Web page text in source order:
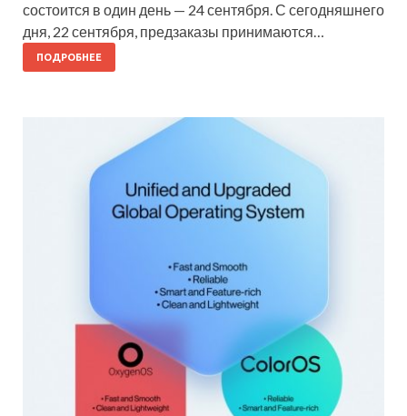
состоится в один день — 24 сентября. С сегодняшнего
дня, 22 сентября, предзаказы принимаются…
ПОДРОБНЕЕ